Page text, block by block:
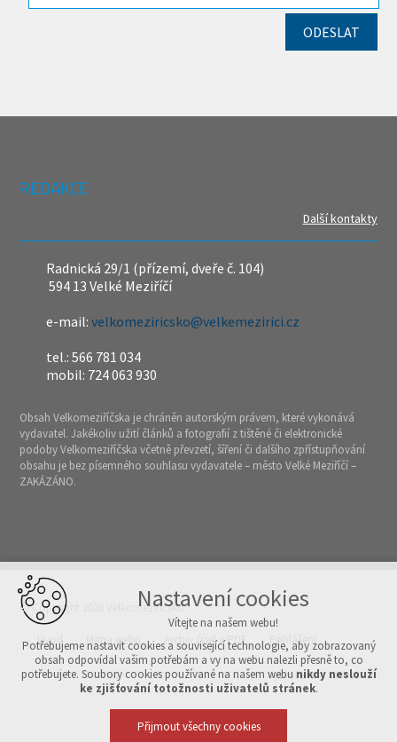
REDAKCE
Další kontakty
Radnická 29/1 (přízemí, dveře č. 104)
594 13 Velké Meziříčí
e-mail:velkomeziricsko@velkemezirici.cz
tel.: 566 781 034
mobil: 724 063 930
Obsah Velkomeziříčska je chráněn autorským právem, které vykonává
vydavatel. Jakékoliv užití článků a fotografií z tištěné či elektronické
podoby Velkomeziříčska včetně převzetí, šíření či dalšího zpřístupňování
obsahu je bez písemného souhlasu vydavatele – město Velké Meziříčí –
ZAKÁZÁNO.
© Copyright 2026 Velkomeziříčsko
Úvod Mapa webu Archiv čísel v PDF Přihlášení
Vytvořeno v xart.cz
Nastavení cookies
Vítejte na našem webu!
Potřebujeme nastavit cookies a související technologie, aby zobrazovaný
obsah odpovídal vašim potřebám a vy na webu nalezli přesně to, co
potřebujete. Soubory cookies používané na našem webu nikdy neslouží
ke zjišťování totožnosti uživatelů stránek.
Přijmout všechny cookies